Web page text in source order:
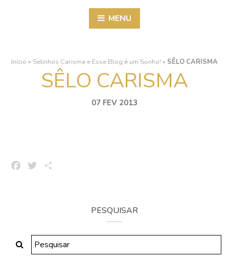
MENU
Início » Selinhos Carisma e Esse Blog é um Sonho! » SÊLO CARISMA
SÊLO CARISMA
07 FEV 2013
FacebookTwitter
PESQUISAR